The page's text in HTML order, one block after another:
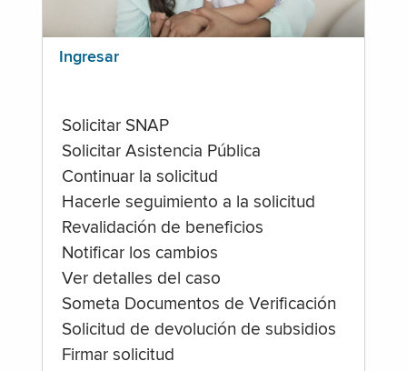
Ingresar
Solicitar SNAP
Solicitar Asistencia Pública
Continuar la solicitud
Hacerle seguimiento a la solicitud
Revalidación de beneficios
Notificar los cambios
Ver detalles del caso
Someta Documentos de Verificación
Solicitud de devolución de subsidios
Firmar solicitud